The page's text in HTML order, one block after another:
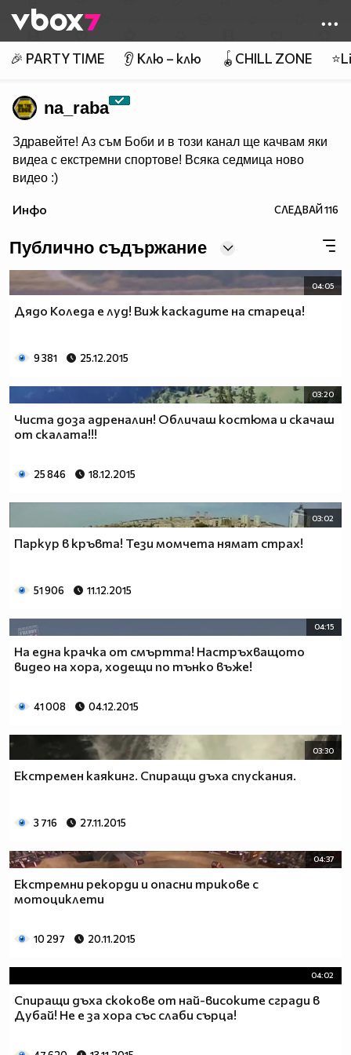
👾
🎉 PARTY TIME 👂 Клю – клю 🪀CHILL ZONE
na_raba
Здравейте! Аз съм Боби и в този канал ще качвам яки
видеа с екстремни спортове! Всяка седмица ново
видео :)
Инфо СЛЕДВАЙ116
Публично съдържание
04:05
Дядо Коледа е луд! Виж каскадите на стареца!
9 381 25.12.2015
03:20
Чиста доза адреналин! Oбличаш костюма и скачаш
от скалата!!!
25 846 18.12.2015
03:02
Паркур в кръвта! Тези момчета нямат страх!
51 906 11.12.2015
04:15
На една крачка от смъртта! Настръхващото
видео на хора, ходещи по тънко въже!
41 008 04.12.2015
03:30
Екстремен каякинг. Спиращи дъха спускания.
3 716 27.11.2015
04:37
Екстремни рекорди и опасни трикове с
мотоциклети
10 297 20.11.2015
04:02
Спиращи дъха скокове от най-високите сгради в
Дубай! Не е за хора със слаби сърца!